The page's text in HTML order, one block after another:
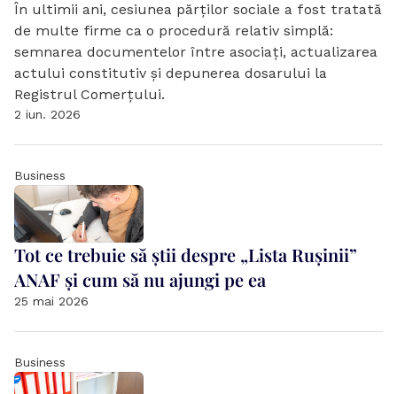
În ultimii ani, cesiunea părților sociale a fost tratată
de multe firme ca o procedură relativ simplă:
semnarea documentelor între asociați, actualizarea
actului constitutiv și depunerea dosarului la
Registrul Comerțului.
2 iun. 2026
Business
Tot ce trebuie să știi despre „Lista Rușinii”
ANAF și cum să nu ajungi pe ea
25 mai 2026
Business